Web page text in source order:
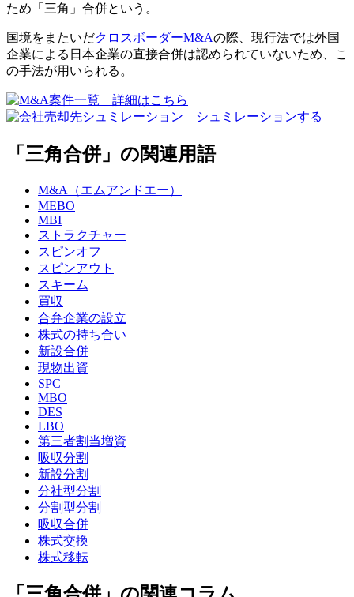
ため「三角」合併という。
国境をまたいだクロスボーダーM&Aの際、現行法では外国
企業による日本企業の直接合併は認められていないため、こ
の手法が用いられる。
「三角合併」の関連用語
M&A（エムアンドエー）
MEBO
MBI
ストラクチャー
スピンオフ
スピンアウト
スキーム
買収
合弁企業の設立
株式の持ち合い
新設合併
現物出資
SPC
MBO
DES
LBO
第三者割当増資
吸収分割
新設分割
分社型分割
分割型分割
吸収合併
株式交換
株式移転